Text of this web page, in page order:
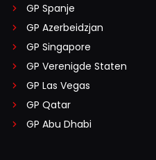
GP Spanje
GP Azerbeidzjan
GP Singapore
GP Verenigde Staten
GP Las Vegas
GP Qatar
GP Abu Dhabi